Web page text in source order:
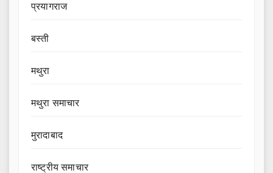
प्रयागराज
बस्ती
मथुरा
मथुरा समाचार
मुरादाबाद
राष्ट्रीय समाचार